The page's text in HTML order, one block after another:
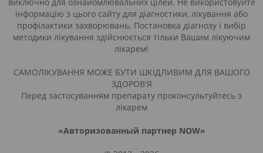
інформацію з цього сайту для діагностики, лікування або
профілактики захворювань. Постановка діагнозу і вибір
методики лікування здійснюється тільки Вашим лікуючим
лікарем!
САМОЛІКУВАННЯ МОЖЕ БУТИ ШКІДЛИВИМ ДЛЯ ВАШОГО
ЗДОРОВ'Я
Перед застосуванням препарату проконсультуйтесь з
лікарем
«Авторизованный партнер NOW»